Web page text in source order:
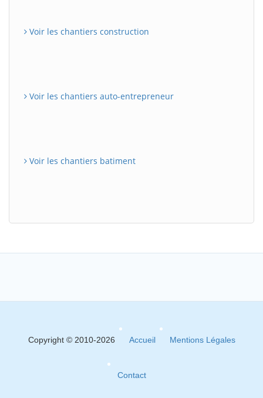
Voir les chantiers construction
Voir les chantiers auto-entrepreneur
Voir les chantiers batiment
Copyright © 2010-2026 Accueil Mentions Légales
Contact